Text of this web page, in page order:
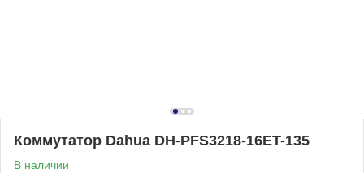
Коммутатор Dahua DH-PFS3218-16ET-135
В наличии